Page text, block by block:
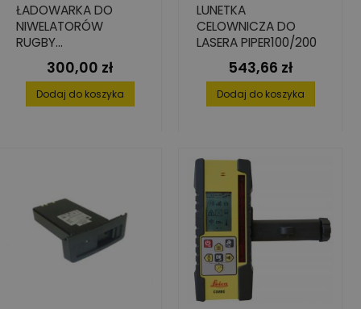
ŁADOWARKA DO
NIWELATORÓW
RUGBY
610/620/640/680 +
SERIA CLH/CLA
Cena
300,00 zł
Dodaj do koszyka
LUNETKA
CELOWNICZA DO
LASERA PIPER100/200
Cena
543,66 zł
Dodaj do koszyka